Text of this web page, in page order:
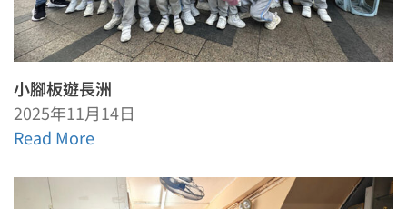
小腳板遊長洲
2025年11月14日
Read More